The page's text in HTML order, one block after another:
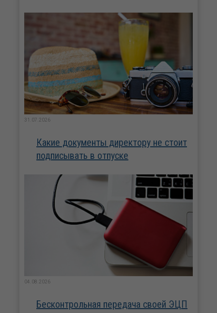
31.07.2026
Какие документы директору не стоит
подписывать в отпуске
04.08.2026
Бесконтрольная передача своей ЭЦП